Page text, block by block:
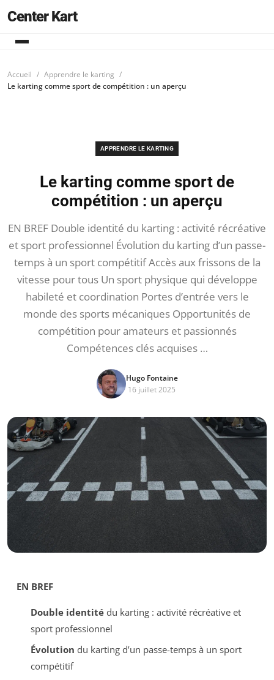
Center Kart
Accueil
Apprendre le karting
Le karting comme sport de compétition : un aperçu
APPRENDRE LE KARTING
Le karting comme sport de
compétition : un aperçu
EN BREF Double identité du karting : activité récréative
et sport professionnel Évolution du karting d’un passe-
temps à un sport compétitif Accès aux frissons de la
vitesse pour tous Un sport physique qui développe
habileté et coordination Portes d’entrée vers le
monde des sports mécaniques Opportunités de
compétition pour amateurs et passionnés
Compétences clés acquises …
Hugo Fontaine
16 juillet 2025
EN BREF
Double identitédu karting : activité récréative et
sport professionnel
Évolution du karting d’un passe-temps à un sport
compétitif